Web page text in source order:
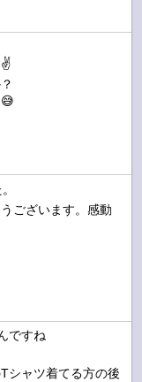
✌
ございます。感動
ですね
シャツ着てる方の後